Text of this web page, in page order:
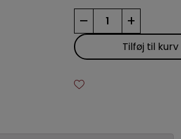
–
Sibirian
Chain
Escape
antal
+
Tilføj til kurv